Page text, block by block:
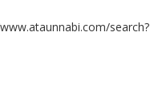
search?